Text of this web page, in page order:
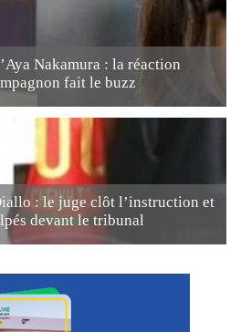
Nakamura : la réaction
fait le buzz
: le juge clôt l’instruction et
devant le tribunal